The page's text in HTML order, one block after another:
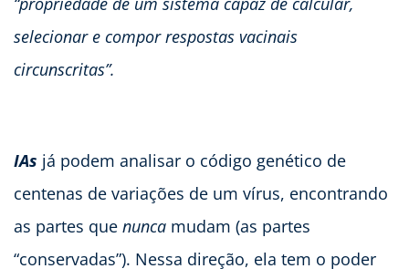
selecionar e compor respostas vacinais
circunscritas”.
IAs já podem analisar o código genético de
centenas de variações de um vírus, encontrando
as partes que nunca mudam (as partes
“conservadas”). Nessa direção, ela tem o poder